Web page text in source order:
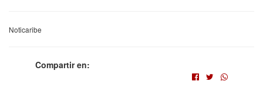
Noticaribe
Compartir en: